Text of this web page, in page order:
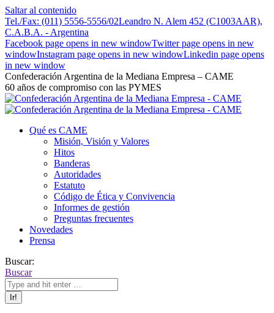
Saltar al contenido
Tel./Fax: (011) 5556-5556/02Leandro N. Alem 452 (C1003AAR),
C.A.B.A. - Argentina
Facebook page opens in new windowTwitter page opens in new
windowInstagram page opens in new windowLinkedin page opens
in new window
Confederación Argentina de la Mediana Empresa – CAME
60 años de compromiso con las PYMES
Qué es CAME
Misión, Visión y Valores
Hitos
Banderas
Autoridades
Estatuto
Código de Ética y Convivencia
Informes de gestión
Preguntas frecuentes
Novedades
Prensa
Buscar:
Buscar